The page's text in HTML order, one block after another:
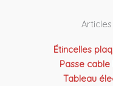
Étincelles
Passe
Tableau